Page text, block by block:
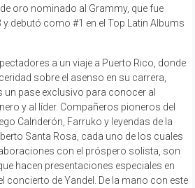
de oro nominado al Grammy, que fue
y debutó como #1 en el Top Latin Albums
a un viaje a Puerto Rico, donde
sobre el asenso en su carrera,
pase exclusivo para conocer al
y al líder. Compañeros pioneros del
Calnderón, Farruko y leyendas de la
Santa Rosa, cada uno de los cuales
con el próspero solista, son
hacen presentaciones especiales en
concierto de Yandel. De la mano con este